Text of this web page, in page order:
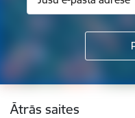
Kājene
Ātrās saites